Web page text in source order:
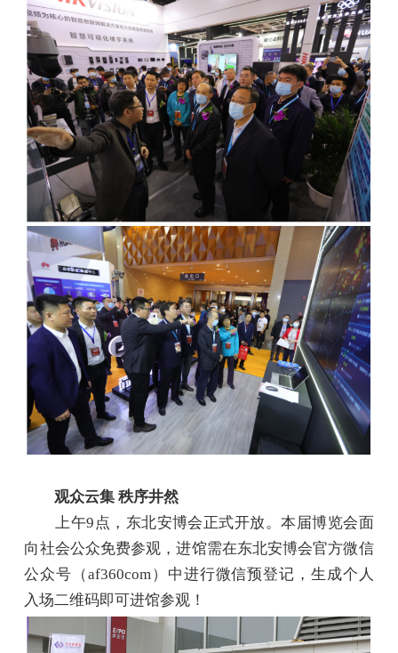
观众云集 秩序井然
上午9点，东北安博会正式开放。本届博览会面
向社会公众免费参观，进馆需在东北安博会官方微信
公众号（af360com）中进行微信预登记，生成个人
入场二维码即可进馆参观！